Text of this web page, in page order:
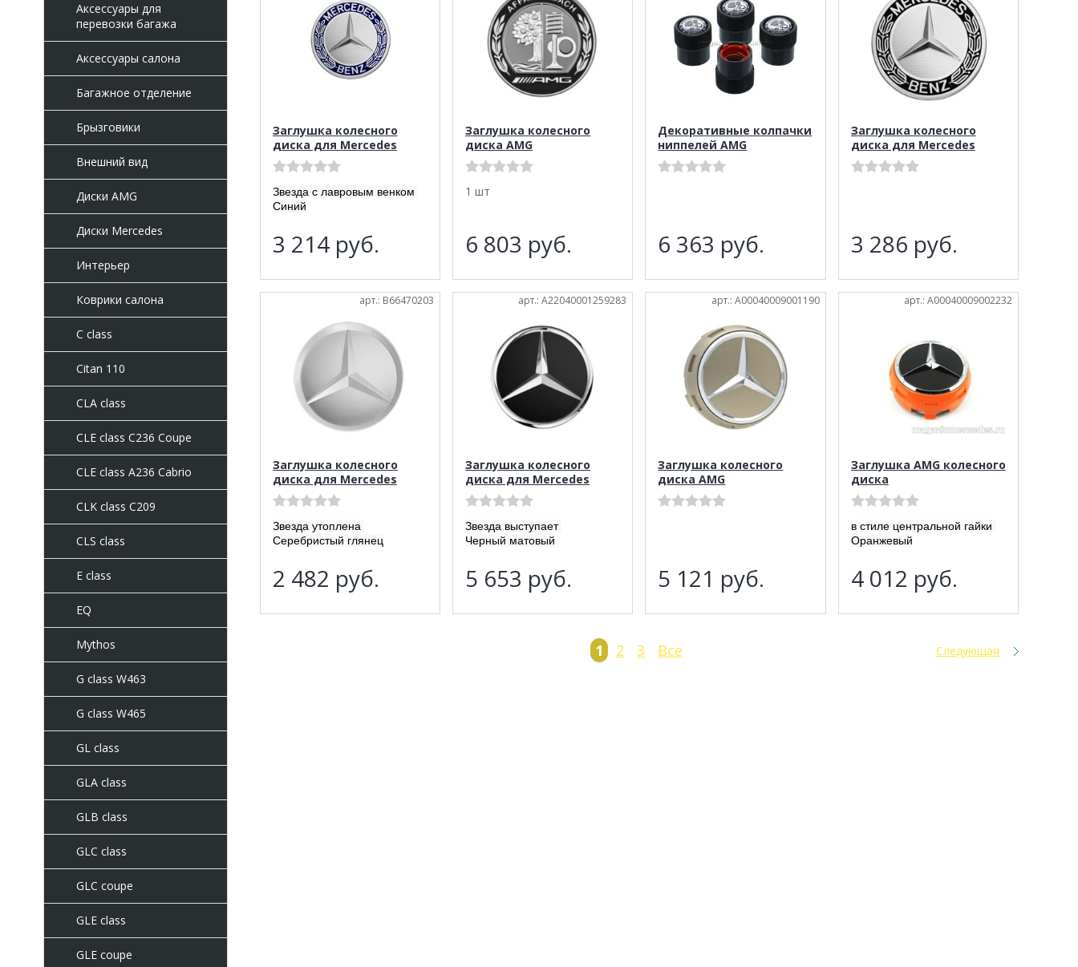
Аксессуары для
перевозки багажа
Аксессуары салона
Багажное отделение
Брызговики
Внешний вид
Диски AMG
Диски Mercedes
Интерьер
Коврики салона
C class
Citan 110
CLA class
CLE class C236 Coupe
CLE class A236 Cabrio
CLK class C209
CLS class
E class
EQ
Mythos
G class W463
G class W465
GL class
GLA class
GLB class
GLC class
GLC coupe
GLE class
GLE coupe
Заглушка колесного
диска для Mercedes
Звезда с лавровым венком
Синий
3 214 руб.
Заглушка колесного
диска AMG
1 шт
6 803 руб.
Декоративные колпачки
ниппелей AMG
6 363 руб.
Заглушка колесного
диска для Mercedes
3 286 руб.
арт.: B66470203
Заглушка колесного
диска для Mercedes
Звезда утоплена
Серебристый глянец
2 482 руб.
арт.: A22040001259283
Заглушка колесного
диска для Mercedes
Звезда выступает
Черный матовый
5 653 руб.
арт.: A00040009001190
Заглушка колесного
диска AMG
5 121 руб.
арт.: A00040009002232
Заглушка AMG колесного
диска
в стиле центральной гайки
Оранжевый
4 012 руб.
1 2 3 Все Следующая